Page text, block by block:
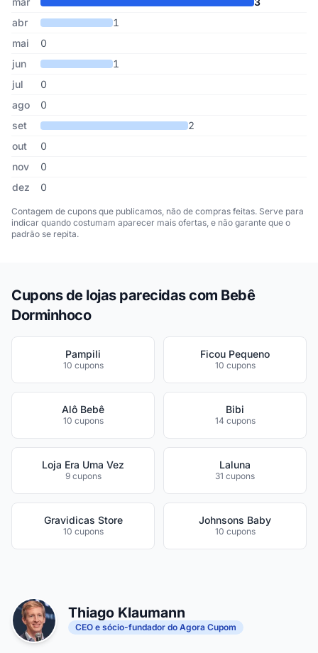
abr
1
mai
0
jun
1
jul
0
ago
0
set
2
out
0
nov
0
dez
0
Contagem de cupons que publicamos, não de compras feitas. Serve para
indicar quando costumam aparecer mais ofertas, e não garante que o
padrão se repita.
Cupons de lojas parecidas com Bebê
Dorminhoco
Pampili
10 cupons
Ficou Pequeno
10 cupons
Alô Bebê
10 cupons
Bibi
14 cupons
Loja Era Uma Vez
9 cupons
Laluna
31 cupons
Gravidicas Store
10 cupons
Johnsons Baby
10 cupons
Thiago Klaumann
CEO e sócio-fundador do Agora Cupom